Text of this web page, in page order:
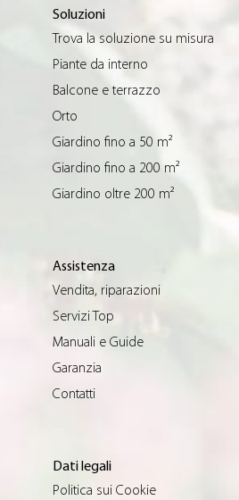
Soluzioni
Trova la soluzione su misura
Piante da interno
Balcone e terrazzo
Orto
Giardino fino a 50 m²
Giardino fino a 200 m²
Giardino oltre 200 m²
Assistenza
Vendita, riparazioni
Servizi Top
Manuali e Guide
Garanzia
Contatti
Dati legali
Politica sui Cookie